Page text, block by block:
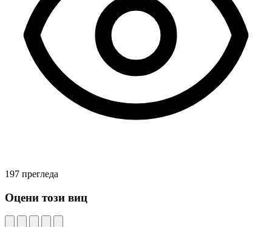
197 прегледа
Оцени този виц